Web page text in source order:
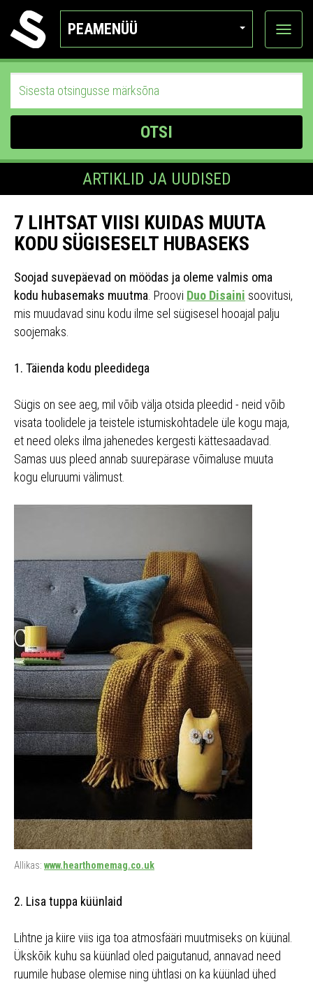
PEAMENÜÜ
Ava
OTSI
ARTIKLID JA UUDISED
7 LIHTSAT VIISI KUIDAS MUUTA
KODU SÜGISESELT HUBASEKS
Soojad suvepäevad on möödas ja oleme valmis oma
kodu hubasemaks muutma . Proovi Duo Disaini soovitusi,
mis muudavad sinu kodu ilme sel sügisesel hooajal palju
soojemaks.
1. Täienda kodu pleedidega
Sügis on see aeg, mil võib välja otsida pleedid - neid võib
visata toolidele ja teistele istumiskohtadele üle kogu maja,
et need oleks ilma jahenedes kergesti kättesaadavad.
Samas uus pleed annab suurepärase võimaluse muuta
kogu eluruumi välimust.
Allikas: www.hearthomemag.co.uk
2. Lisa tuppa küünlaid
Lihtne ja kiire viis iga toa atmosfääri muutmiseks on küünal.
Ükskõik kuhu sa küünlad oled paigutanud, annavad need
ruumile hubase olemise ning ühtlasi on ka küünlad ühed